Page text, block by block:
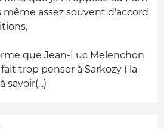
même assez souvent d'accord
que Jean-Luc Melenchon
trop penser à Sarkozy ( la
savoir(...)